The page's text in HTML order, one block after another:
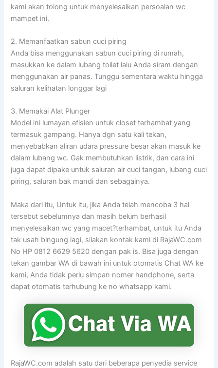
kami akan tolong untuk menyelesaikan persoalan wc
mampet ini.
2. Memanfaatkan sabun cuci piring
Anda bisa menggunakan sabun cuci piring di rumah,
masukkan ke dalam lubang toilet lalu Anda siram dengan
menggunakan air panas. Tunggu sementara waktu hingga
saluran kelihatan longgar lagi
3. Memakai Alat Plunger
Model ini lumayan efisien untuk closet terhambat yang
termasuk gampang. Hanya dgn satu kali tekan,
menyebabkan aliran udara pressure besar akan masuk ke
dalam lubang wc. Gak membutuhkan listrik, dan cara ini
juga dapat dipake untuk saluran air cuci tangan, lubang cuci
piring, saluran bak mandi dan sebagainya.
Maka dari itu, Untuk itu, jika Anda telah mencoba 3 hal
tersebut sebelumnya dan masih belum berhasil
menyelesaikan wc yang macet?terhambat, untuk itu Anda
tak usah bingung lagi, silakan kontak kami di RajaWC.com
No HP 0812 6629 5620 dengan pak is. Bisa juga dengan
tekan gambar WA di bawah ini untuk otomatis Chat WA ke
kami, Anda tidak perlu simpan nomer handphone, serta
dapat otomatis terhubung ke no whatsapp kami.
RajaWC.com adalah satu dari beberapa penyedia service